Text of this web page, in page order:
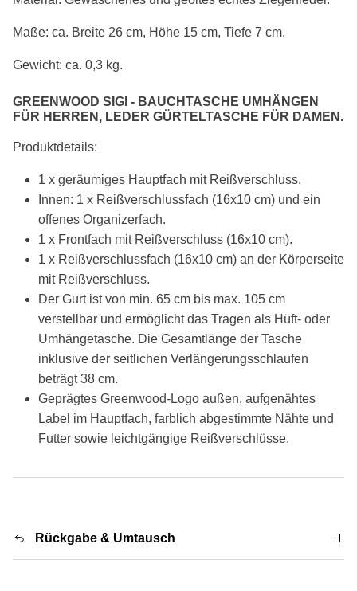
Maße: ca. Breite 26 cm, Höhe 15 cm, Tiefe 7 cm.
Gewicht: ca. 0,3 kg.
GREENWOOD SIGI - BAUCHTASCHE UMHÄNGEN
FÜR HERREN, LEDER GÜRTELTASCHE FÜR DAMEN.
Produktdetails:
1 x geräumiges Hauptfach mit Reißverschluss.
Innen: 1 x Reißverschlussfach (16x10 cm) und ein
offenes Organizerfach.
1 x Frontfach mit Reißverschluss (16x10 cm).
1 x Reißverschlussfach (16x10 cm) an der Körperseite
mit Reißverschluss.
Der Gurt ist von min. 65 cm bis max. 105 cm
verstellbar und ermöglicht das Tragen als Hüft- oder
Umhängetasche. Die Gesamtlänge der Tasche
inklusive der seitlichen Verlängerungsschlaufen
beträgt 38 cm.
Geprägtes Greenwood-Logo außen, aufgenähtes
Label im Hauptfach, farblich abgestimmte Nähte und
Futter sowie leichtgängige Reißverschlüsse.
Rückgabe & Umtausch